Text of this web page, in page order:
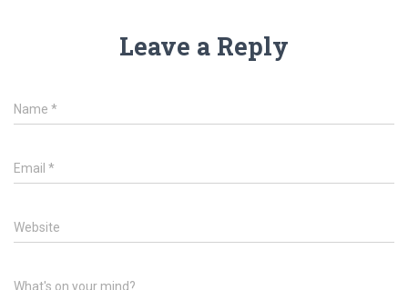
Leave a Reply
Name *
Email *
Website
What's on your mind?